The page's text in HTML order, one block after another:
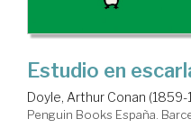
Estudio en
Doyle, Arthur Conan (1859-
Penguin Books España.